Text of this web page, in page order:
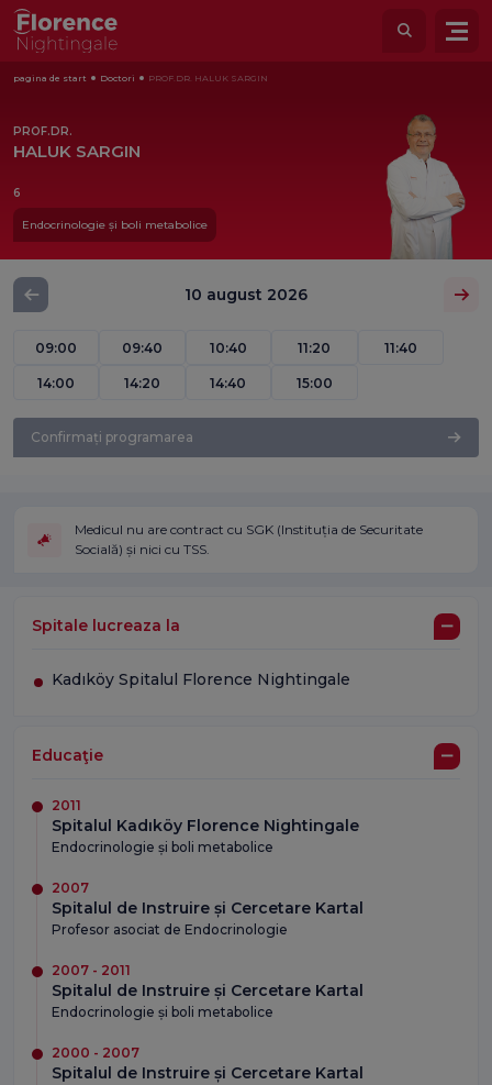
pagina de start Doctori PROF.DR. HALUK SARGIN
PROF.DR.
HALUK SARGIN
6
Endocrinologie și boli metabolice
10 august 2026
09:00 09:40 10:40 11:20 11:40
14:00 14:20 14:40 15:00
Confirmați programarea
Medicul nu are contract cu SGK (Instituția de Securitate
Socială) și nici cu TSS.
Spitale lucreaza la
Kadıköy Spitalul Florence Nightingale
Educaţie
2011
Spitalul Kadıköy Florence Nightingale
Endocrinologie și boli metabolice
2007
Spitalul de Instruire și Cercetare Kartal
Profesor asociat de Endocrinologie
2007 - 2011
Spitalul de Instruire și Cercetare Kartal
Endocrinologie și boli metabolice
2000 - 2007
Spitalul de Instruire și Cercetare Kartal